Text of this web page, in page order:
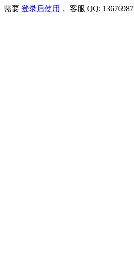
需要 登录后使用 ， 客服 QQ: 13676987